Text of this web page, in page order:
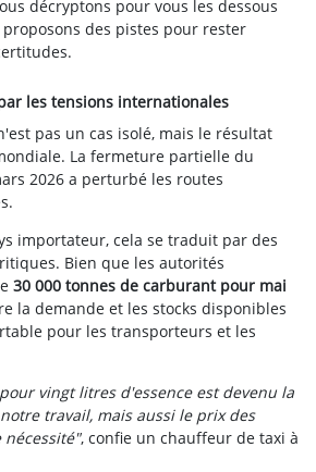
décryptons pour vous les dessous
des pistes pour rester
les tensions internationales
pas un cas isolé, mais le résultat
La fermeture partielle du
2026 a perturbé les routes
importateur, cela se traduit par des
Bien que les autorités
30 000 tonnes de carburant pour mai
la demande et les stocks disponibles
pour les transporteurs et les
vingt litres d'essence est devenu la
travail, mais aussi le prix des
, confie un chauffeur de taxi à